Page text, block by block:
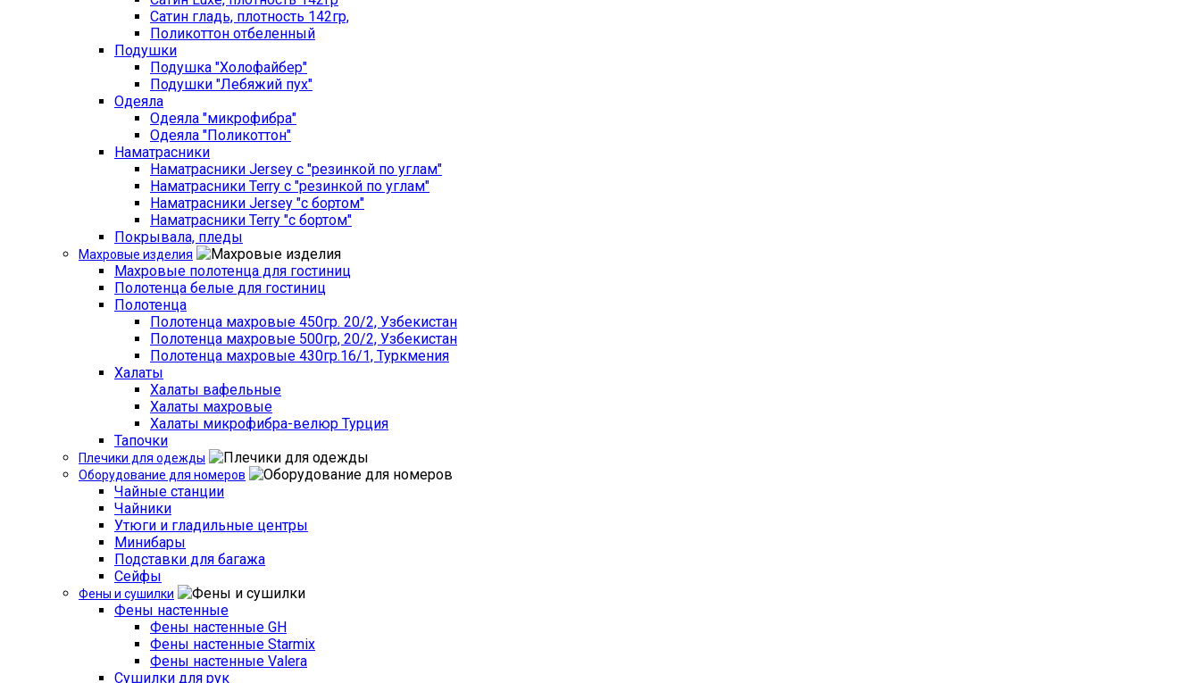
Сатин гладь, плотность 142гр,
Поликоттон отбеленный
Подушки
Подушка "Холофайбер"
Подушки "Лебяжий пух"
Одеяла
Одеяла "микрофибра"
Одеяла "Поликоттон"
Наматрасники
Наматрасники Jersey с "резинкой по углам"
Наматрасники Terry с "резинкой по углам"
Наматрасники Jersey "с бортом"
Наматрасники Terry "с бортом"
Покрывала, пледы
Махровые изделия
Махровые полотенца для гостиниц
Полотенца белые для гостиниц
Полотенца
Полотенца махровые 450гр. 20/2, Узбекистан
Полотенца махровые 500гр, 20/2, Узбекистан
Полотенца махровые 430гр.16/1, Туркмения
Халаты
Халаты вафельные
Халаты махровые
Халаты микрофибра-велюр Турция
Тапочки
Плечики для одежды
Оборудование для номеров
Чайные станции
Чайники
Утюги и гладильные центры
Минибары
Подставки для багажа
Сейфы
Фены и сушилки
Фены настенные
Фены настенные GH
Фены настенные Starmix
Фены настенные Valera
Сушилки для рук